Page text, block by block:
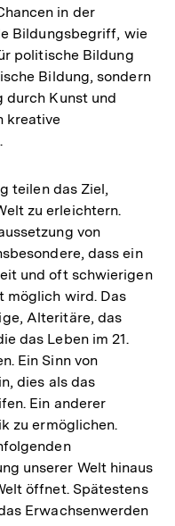
in der
Bildungsbegriff, wie
politische Bildung
Bildung, sondern
Kunst und
kreative
teilen das Ziel,
zu erleichtern.
von
dass ein
und oft schwierigen
möglich wird. Das
Alteritäre, das
das Leben im 21.
Ein Sinn von
dies als das
Ein anderer
zu ermöglichen.
unserer Welt hinaus
öffnet. Spätestens
Erwachsenwerden